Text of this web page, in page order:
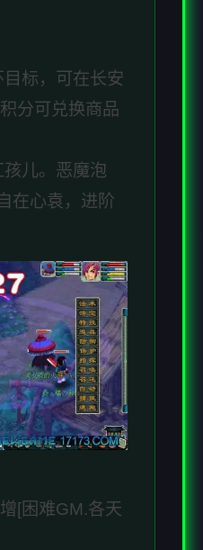
标，可在长安
分可兑换商品
孩儿。恶魔泡
在心袁，进阶
[困难GM.各天